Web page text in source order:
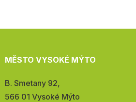
MĚSTO VYSOKÉ MÝTO
Adresa:
B. Smetany 92,
566 01 Vysoké Mýto